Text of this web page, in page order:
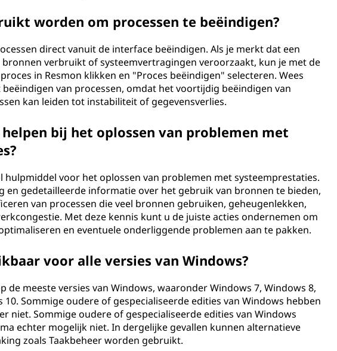
worden om processen te beëindigen?
direct vanuit de interface beëindigen. Als je merkt dat een
verbruikt of systeemvertragingen veroorzaakt, kun je met de
in Resmon klikken en "Proces beëindigen" selecteren. Wees
van processen, omdat het voortijdig beëindigen van
kan leiden tot instabiliteit of gegevensverlies.
helpen bij het oplossen van problemen met
hulpmiddel voor het oplossen van problemen met systeemprestaties.
en gedetailleerde informatie over het gebruik van bronnen te bieden,
van processen die veel bronnen gebruiken, geheugenlekken,
Met deze kennis kunt u de juiste acties ondernemen om
en eventuele onderliggende problemen aan te pakken.
voor alle versies van Windows?
de meeste versies van Windows, waaronder Windows 7, Windows 8,
10. Sommige oudere of gespecialiseerde edities van Windows hebben
niet. Sommige oudere of gespecialiseerde edities van Windows
echter mogelijk niet. In dergelijke gevallen kunnen alternatieve
zoals Taakbeheer worden gebruikt.